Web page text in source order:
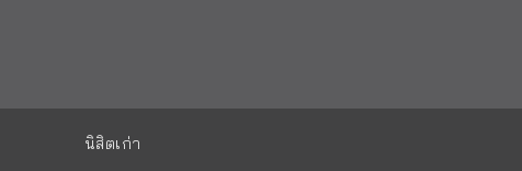
นิสิตเก่า